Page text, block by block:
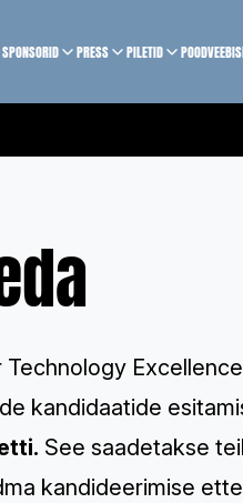
SPONSORID PRESS PILETID POOD
kandidaatide
. See saadetakse
kandideerimise